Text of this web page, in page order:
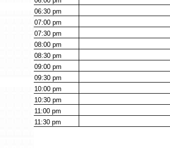
06:30pm
07:00pm
07:30pm
08:00pm
08:30pm
09:00pm
09:30pm
10:00pm
10:30pm
11:00pm
11:30pm